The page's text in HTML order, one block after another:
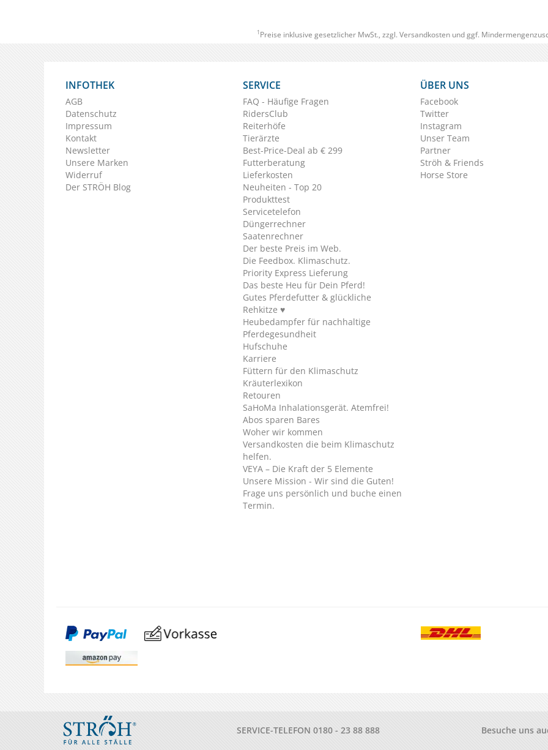
1 Preise inklusive gesetzlicher MwSt., zzgl. Versandkostenund ggf.
INFOTHEK
AGB
Datenschutz
Impressum
Kontakt
Newsletter
Unsere Marken
Widerruf
Der STRÖH Blog
SERVICE
FAQ - Häufige Fragen
RidersClub
Reiterhöfe
Tierärzte
Best-Price-Deal ab € 299
Futterberatung
Lieferkosten
Neuheiten - Top 20
Produkttest
Servicetelefon
Düngerrechner
Saatenrechner
Der beste Preis im Web.
Die Feedbox. Klimaschutz.
Priority Express Lieferung
Das beste Heu für Dein Pferd!
Gutes Pferdefutter & glückliche
Rehkitze ♥
Heubedampfer für nachhaltige
Pferdegesundheit
Hufschuhe
Karriere
Füttern für den Klimaschutz
Kräuterlexikon
Retouren
SaHoMa Inhalationsgerät. Atemfrei!
Abos sparen Bares
Woher wir kommen
Versandkosten die beim Klimaschutz
helfen.
VEYA – Die Kraft der 5 Elemente
Unsere Mission - Wir sind die Guten!
Frage uns persönlich und buche einen
Termin.
ÜBER UNS
Facebook
Twitter
Instagram
Unser Team
Partner
Ströh & Friends
Horse Store
SERVICE-TELEFON 0180 - 23 88 888 Besuche uns